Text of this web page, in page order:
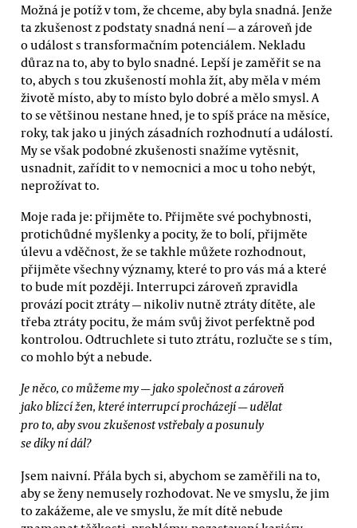
Možná je potíž v tom, že chceme, aby byla snadná. Jenže
ta zkušenost z podstaty snadná není — a zároveň jde
o událost s transformačním potenciálem. Nekladu
důraz na to, aby to bylo snadné. Lepší je zaměřit se na
to, abych s tou zkušeností mohla žít, aby měla v mém
životě místo, aby to místo bylo dobré a mělo smysl. A
to se většinou nestane hned, je to spíš práce na měsíce,
roky, tak jako u jiných zásadních rozhodnutí a událostí.
My se však podobné zkušenosti snažíme vytěsnit,
usnadnit, zařídit to v nemocnici a moc u toho nebýt,
neprožívat to.
Moje rada je: přijměte to. Přijměte své pochybnosti,
protichůdné myšlenky a pocity, že to bolí, přijměte
úlevu a vděčnost, že se takhle můžete rozhodnout,
přijměte všechny významy, které to pro vás má a které
to bude mít později. Interrupci zároveň zpravidla
provází pocit ztráty — nikoliv nutně ztráty dítěte, ale
třeba ztráty pocitu, že mám svůj život perfektně pod
kontrolou. Odtruchlete si tuto ztrátu, rozlučte se s tím,
co mohlo být a nebude.
Je něco, co můžeme my — jako společnost a zároveň
jako blízcí žen, které interrupcí procházejí — udělat
pro to, aby svou zkušenost vstřebaly a posunuly
se díky ní dál?
Jsem naivní. Přála bych si, abychom se zaměřili na to,
aby se ženy nemusely rozhodovat. Ne ve smyslu, že jim
to zakážeme, ale ve smyslu, že mít dítě nebude